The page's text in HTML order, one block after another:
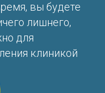
вы будете
лишнего,
для
клиникой